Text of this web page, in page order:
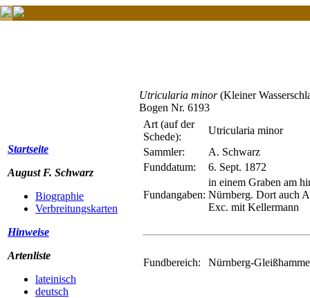
Startseite
August F. Schwarz
Biographie
Verbreitungskarten
Hinweise
Artenliste
lateinisch
deutsch
Utricularia minor(Kleiner
Bogen Nr. 6193
Art (auf der
Schede):
Utricularia minor
Sammler:
A. Schwarz
Funddatum:
6. Sept. 1872
Fundangaben:
in einem Graben am
Nürnberg. Dort auch
Exc. mit Kellermann
Fundbereich: Nürnberg-